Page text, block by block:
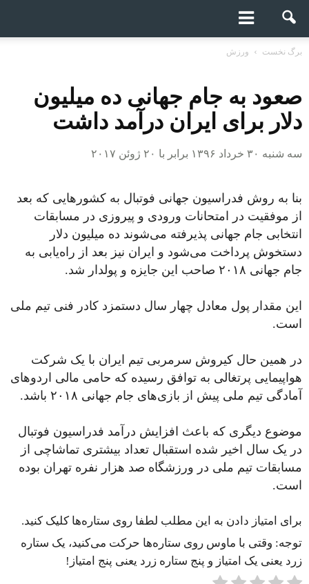
برگ نخست ورزش
صعود به جام جهانی ده میلیون
دلار برای ایران درآمد داشت
سه شنبه ۳۰ خرداد ۱۳۹۶ برابر با ۲۰ ژوئن ۲۰۱۷
بنا به روش فدراسیون جهانی فوتبال به کشورهایی که بعد
از موفقیت در امتحانات ورودی و پیروزی در مسابقات
انتخابی جام جهانی پذیرفته می‌شوند ده میلیون دلار
دستخوش پرداخت می‌شود و ایران نیز بعد از راه‌یابی به
جام جهانی ۲۰۱۸ صاحب این جایزه و پولدار شد.
این مقدار پول معادل چهار سال دستمزد کادر فنی تیم ملی
است.
در همین حال کیروش سرمربی تیم ایران با یک شرکت
هواپیمایی پرتغالی به توافق رسیده که حامی مالی اردوهای
آمادگی تیم ملی پیش از بازی‌های جام جهانی ۲۰۱۸ باشد.
موضوع دیگری که باعث افزایش درآمد فدراسیون فوتبال
در یک سال اخیر شده استقبال تعداد بیشتری تماشاچی از
مسابقات تیم ملی در ورزشگاه صد هزار نفره تهران بوده
است.
برای امتیاز دادن به این مطلب لطفا روی ستاره‌ها کلیک کنید.
توجه: وقتی با ماوس روی ستاره‌ها حرکت می‌کنید، یک ستاره
زرد یعنی یک امتیاز و پنج ستاره زرد یعنی پنج امتیاز!